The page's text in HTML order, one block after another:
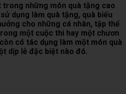
trong những món quà tặng cao
dụng làm quà tặng, quà biếu
cho những cá nhân, tập thể
một cuộc thi hay một chươn
có tác dụng làm một món quà
dịp lễ đặc biệt nào đó.